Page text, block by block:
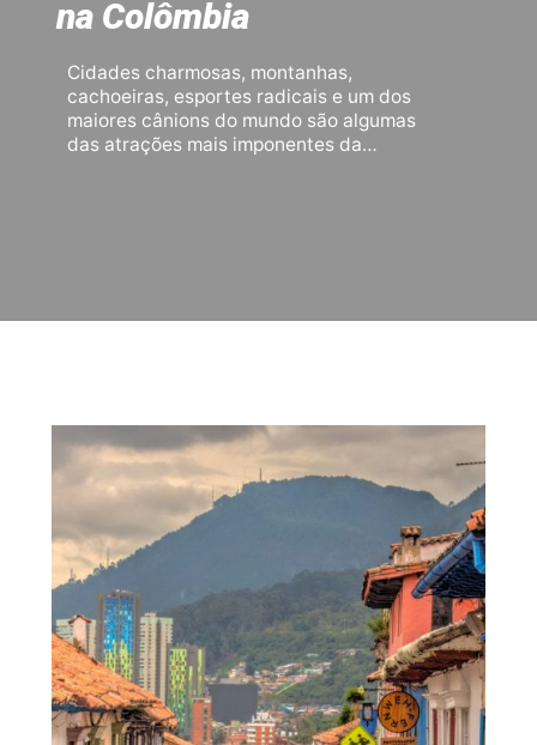
na Colômbia
Cidades charmosas, montanhas,
cachoeiras, esportes radicais e um dos
maiores cânions do mundo são algumas
das atrações mais imponentes da…